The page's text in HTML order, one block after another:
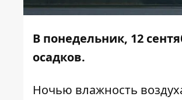
В понедельник, 12
осадков.
Ночью влажность